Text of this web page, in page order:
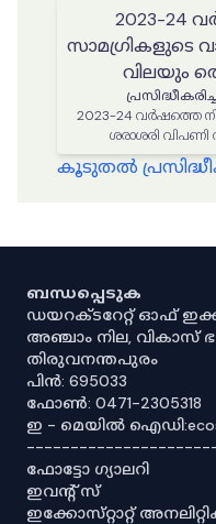
2023-24
സാമഗ്രികളുടെ
വിലയും
2023-24 വർഷത്തെ
ശരാശരി
കൂടുതൽ
ബന്ധപ്പെടുക
ഡയറക്ടറേറ്റ് ഓഫ്
അഞ്ചാം നില, വികാസ്
തിരുവനന്തപുരം
പിൻ: 695033
ഫോൺ: 0471-2305318
ഇ - മെയിൽ
ഫോട്ടോ ഗ്യാലറി
ഇവൻ്റ് സ്
ഇക്കോസ്‌റ്റാറ്റ്